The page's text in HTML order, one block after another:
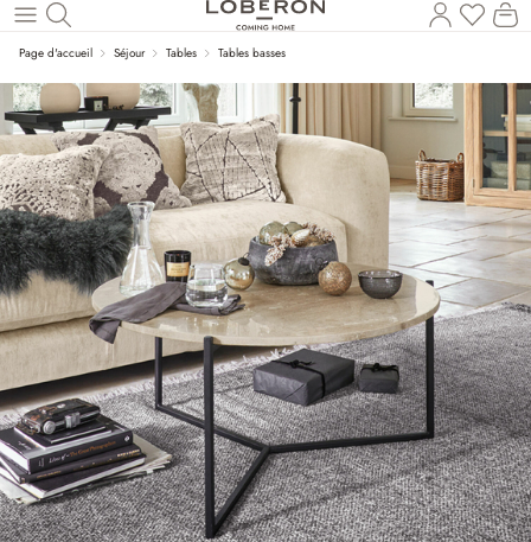
Revenir au contenu principal
Vous
Page d'accueil Séjour Tables Tables basses